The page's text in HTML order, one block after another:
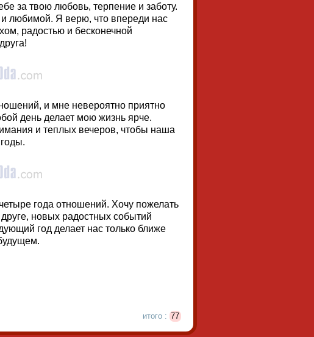
за твою любовь, терпение и заботу.
любимой. Я верю, что впереди нас
радостью и бесконечной
и мне невероятно приятно
день делает мою жизнь ярче.
и теплых вечеров, чтобы наша
года отношений. Хочу пожелать
новых радостных событий
год делает нас только ближе
итого : 77